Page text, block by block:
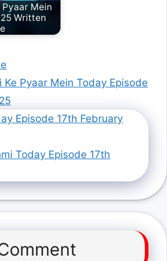
Pyaar Mein
Written
Ke Pyaar Mein Today Episode
Episode 17th February
Today Episode 17th